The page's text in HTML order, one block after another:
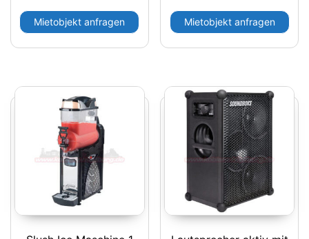
Mietobjekt anfragen Mietobjekt anfragen